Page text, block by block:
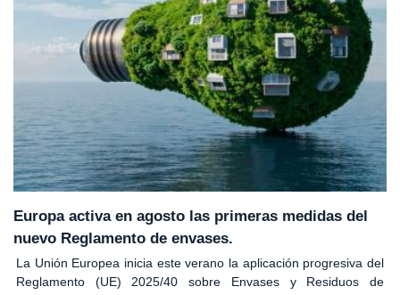
Europa activa en agosto las primeras medidas del
nuevo Reglamento de envases.
La Unión Europea inicia este verano la aplicación progresiva del
Reglamento (UE) 2025/40 sobre Envases y Residuos de